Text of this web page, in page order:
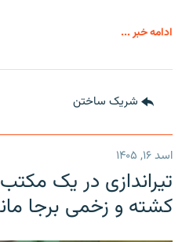
ادامه خبر ...
شریک ساختن
اسد ۱۶, ۱۴۰۵
تیراندازی در یک
کشته و زخمی برجا